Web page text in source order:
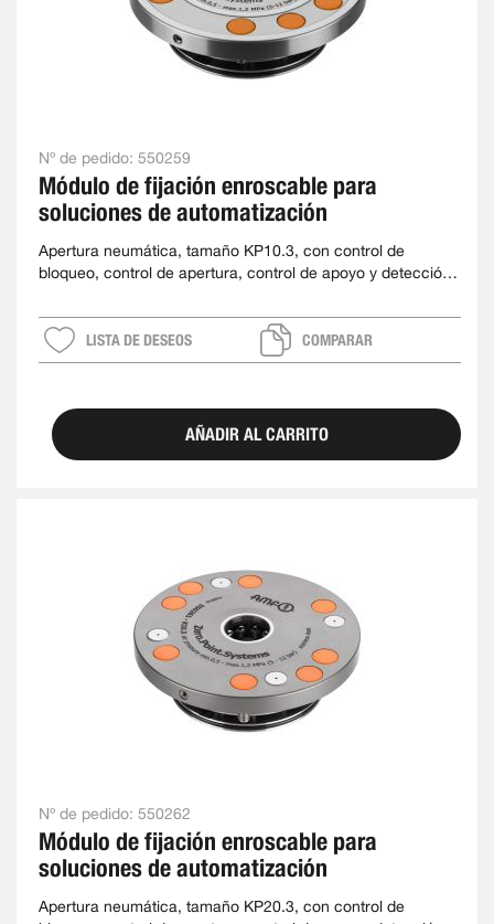
Nº de pedido: 550259
Módulo de fijación enroscable para
soluciones de automatización
Apertura neumática, tamaño KP10.3, con control de
bloqueo, control de apertura, control de apoyo y detección
LISTA DE DESEOS COMPARAR
AÑADIR AL CARRITO
Nº de pedido: 550262
Módulo de fijación enroscable para
soluciones de automatización
Apertura neumática, tamaño KP20.3, con control de